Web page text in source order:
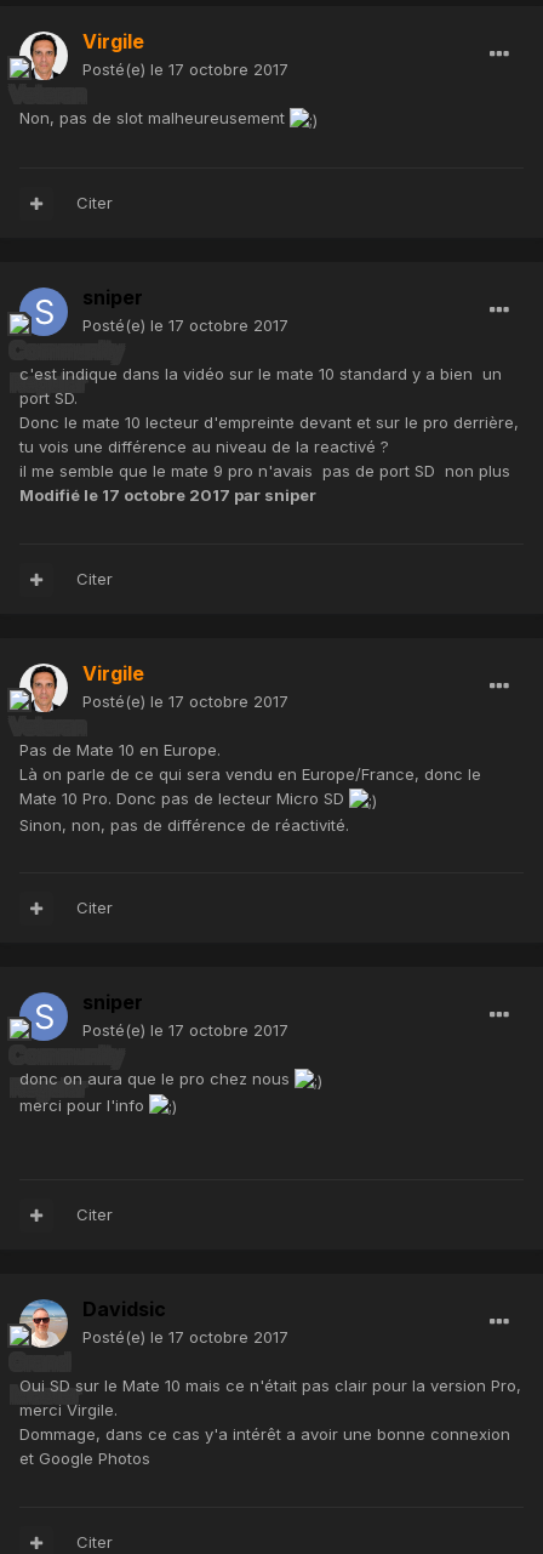
Virgile
Posté(e) le 17 octobre 2017
Non, pas de slot malheureusement
Citer
sniper
Posté(e) le 17 octobre 2017
c'est indique dans la vidéo sur le mate 10 standard y a bien un
port SD.
Donc le mate 10 lecteur d'empreinte devant et sur le pro derrière,
tu vois une différence au niveau de la reactivé ?
il me semble que le mate 9 pro n'avais pas de port SD non plus
Modifié le 17 octobre 2017 par sniper
Citer
Virgile
Posté(e) le 17 octobre 2017
Pas de Mate 10 en Europe.
Là on parle de ce qui sera vendu en Europe/France, donc le
Mate 10 Pro. Donc pas de lecteur Micro SD
Sinon, non, pas de différence de réactivité.
Citer
sniper
Posté(e) le 17 octobre 2017
donc on aura que le pro chez nous
merci pour l'info
Citer
Davidsic
Posté(e) le 17 octobre 2017
Oui SD sur le Mate 10 mais ce n'était pas clair pour la version Pro,
merci Virgile.
Dommage, dans ce cas y'a intérêt a avoir une bonne connexion
et Google Photos
Citer